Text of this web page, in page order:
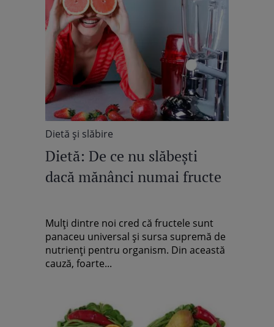
Dietă şi slăbire
Dietă: De ce nu slăbeşti
dacă mănânci numai fructe
Mulţi dintre noi cred că fructele sunt
panaceu universal şi sursa supremă de
nutrienţi pentru organism. Din această
cauză, foarte...